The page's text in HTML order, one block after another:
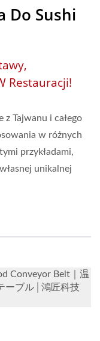
Do Sushi
Restauracji!
Tajwanu i całego
w różnych
przykładami,
unikalnej
Conveyor Belt｜温
ーブル│鴻匠科技